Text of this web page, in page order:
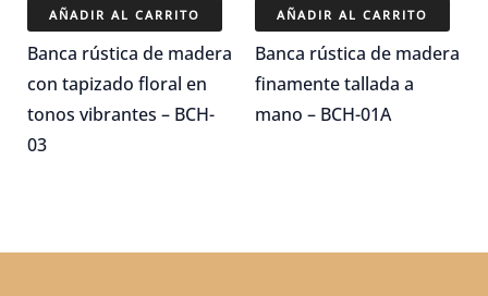
original
era:
$14,250.00.
actual
es:
$9,975.00.
AÑADIR AL CARRITO
Banca rústica de madera
con tapizado floral en
tonos vibrantes – BCH-
03
original
era:
$15,675.00.
actual
es:
AÑADIR AL CARRITO
Banca rústica de madera
finamente tallada a
mano – BCH-01A